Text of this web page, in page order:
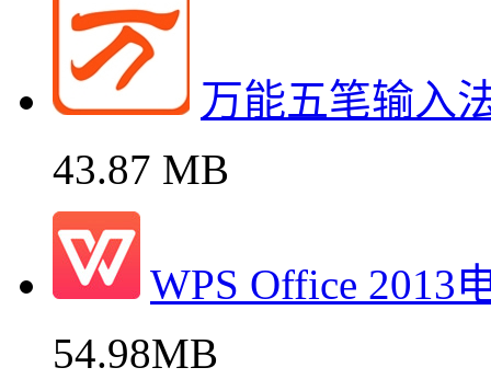
万能五笔输入
43.87 MB
WPS Office 2013
54.98MB